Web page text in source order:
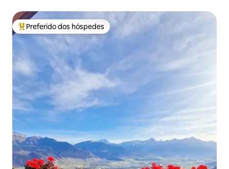
Entre os melhores preferidos dos hóspedes
Preferido dos hóspedes